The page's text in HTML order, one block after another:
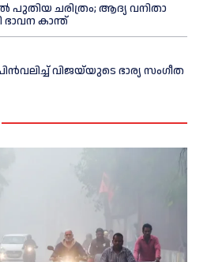
പുതിയ ചരിത്രം; ആദ്യ വനിതാ
ഭാവന കാന്ത്
വിജയ്‌യുടെ ഭാര്യ സംഗീത